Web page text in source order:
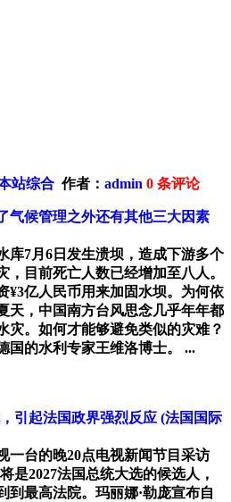
站综合 作者： admin 0 条评论
气候管理之外还有其他三大因素
库7月6日发生溃坝，造成下游多个
，目前死亡人数已经增加至八人。
¥3亿人民币用来加固水坝。为何依
天，中国南方台风思念几乎年年都
灾。如何才能够避免类似的灾难？
国的水利专家王维洛博士。 ...
引起法国政界强烈反应 (法国国际
一台的晚20点电视新闻节目采访
是2027法国总统大选的候选人，
到最高法院。玛丽娜·勒庞宣布自